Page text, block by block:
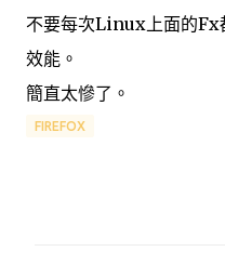
不要每次Linux上面的Fx
效能。
簡直太慘了。
FIREFOX